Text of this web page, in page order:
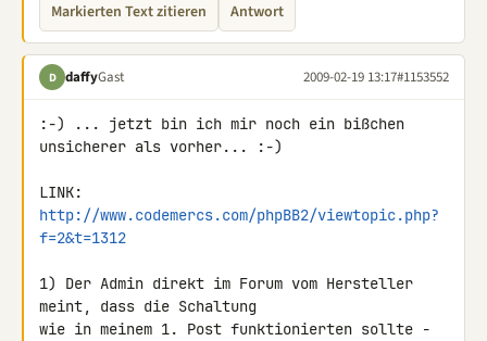
Markierten Text zitieren Antwort
D daffyGast 2009-02-19 13:17#1153552
:-) ... jetzt bin ich mir noch ein bißchen
unsicherer als vorher... :-)
http://www.codemercs.com/phpBB2/viewtopic.php?
f=2&t=1312
1) Der Admin direkt im Forum vom Hersteller
meint, dass die Schaltung
wie in meinem 1. Post funktionierten sollte -